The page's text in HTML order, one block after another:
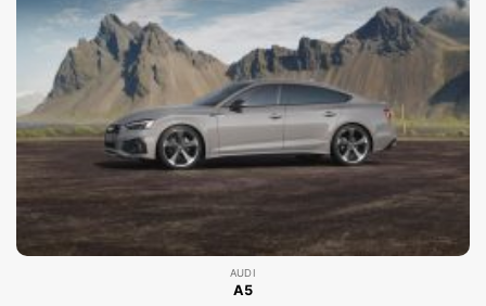
AUDI
A5